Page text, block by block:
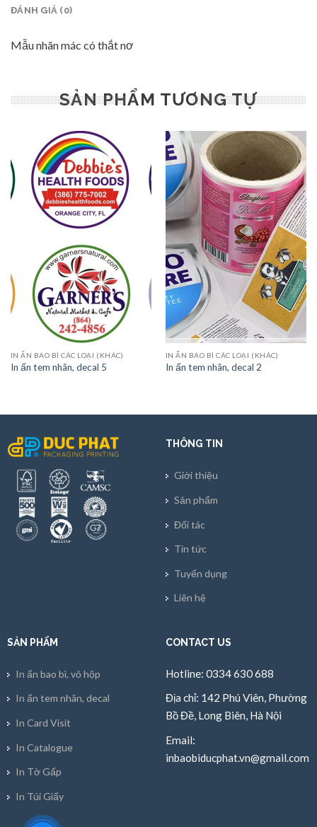
ĐÁNH GIÁ (0)
Mẫu nhãn mác có thắt nơ
SẢN PHẨM TƯƠNG TỰ
IN ẤN BAO BÌ CÁC LOẠI (KHÁC)
In ấn tem nhãn, decal 5
IN ẤN BAO BÌ CÁC LOẠI (KHÁC)
In ấn tem nhãn, decal 2
THÔNG TIN
Giới thiệu
Sản phẩm
Đối tác
Tin tức
Tuyển dụng
Liên hệ
SẢN PHẨM
In ấn bao bì, vỏ hộp
In ấn tem nhãn, decal
In Card Visit
In Catalogue
In Tờ Gấp
In Túi Giấy
CONTACT US
Hotline: 0334 630 688
Địa chỉ: 142 Phú Viên, Phường
Bồ Đề, Long Biên, Hà Nội
Email:
inbaobiducphat.vn@gmail.com